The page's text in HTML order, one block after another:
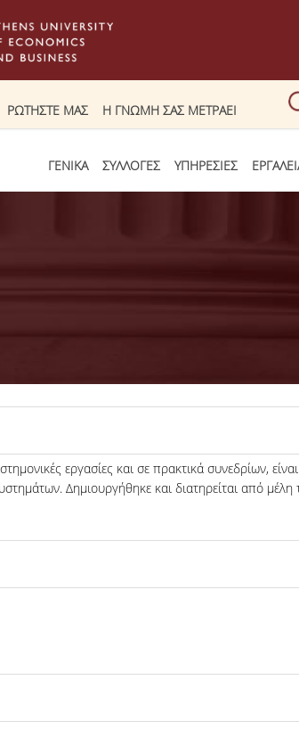
ΡΩΤΗΣΤΕ ΜΑΣ Η ΓΝΩΜΗ ΣΑΣ ΜΕΤΡΑΕΙ
ΓΕΝΙΚΑ ΣΥΛΛΟΓΕΣ ΥΠΗΡΕΣΙΕΣ
εργασίες και σε πρακτικά συνεδρίων,
Δημιουργήθηκε και διατηρείται από μέλη